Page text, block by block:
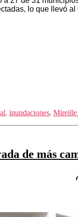
lo que llevó
, inundaciones, Mireille
de más